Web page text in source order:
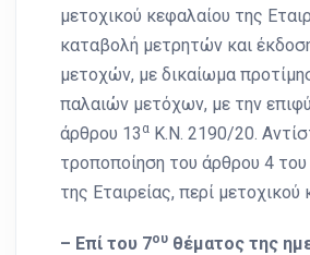
μετοχικού κεφαλαίου της
καταβολή μετρητών και
μετοχών, με δικαίωμα
παλαιών μετόχων, με την
άρθρου 13 α Κ.Ν. 2190/20.
τροποποίηση του άρθρου 4
της Εταιρείας, περί μετοχικού
– Επί του 7ου θέματος της